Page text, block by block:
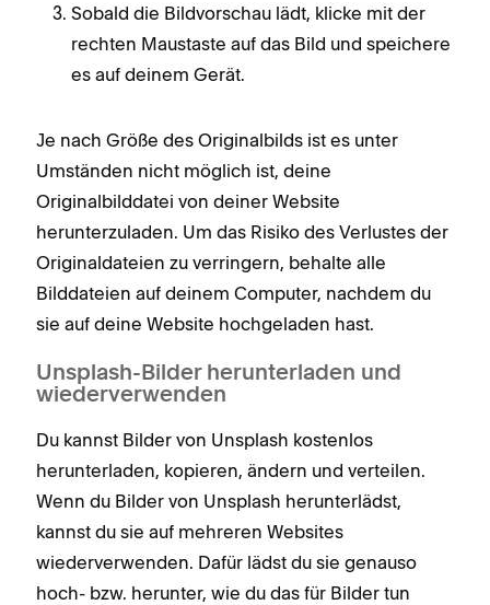
Sobald die Bildvorschau lädt, klicke mit der
rechten Maustaste auf das Bild und speichere
es auf deinem Gerät.
Je nach Größe des Originalbilds ist es unter
Umständen nicht möglich ist, deine
Originalbilddatei von deiner Website
herunterzuladen. Um das Risiko des Verlustes der
Originaldateien zu verringern, behalte alle
Bilddateien auf deinem Computer, nachdem du
sie auf deine Website hochgeladen hast.
Unsplash-Bilder herunterladen und
wiederverwenden
Du kannst Bilder von Unsplash kostenlos
herunterladen, kopieren, ändern und verteilen.
Wenn du Bilder von Unsplash herunterlädst,
kannst du sie auf mehreren Websites
wiederverwenden. Dafür lädst du sie genauso
hoch- bzw. herunter, wie du das für Bilder tun